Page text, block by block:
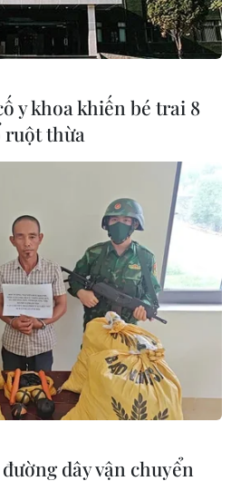
cho
sắt son giữa
sự Nga với
tra ban
tâm London
lập căn
với Mỹ
y khoa khiến bé trai 8
ruột thừa
dây vận chuyển